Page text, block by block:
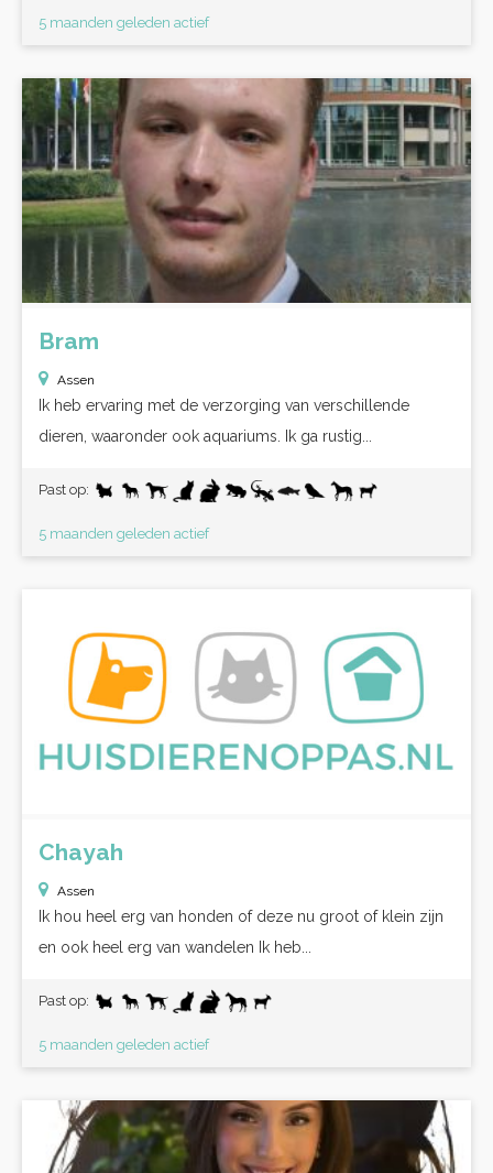
5 maanden geleden actief
Bram
Assen
Ik heb ervaring met de verzorging van verschillende
dieren, waaronder ook aquariums. Ik ga rustig...
Past op:
5 maanden geleden actief
Chayah
Assen
Ik hou heel erg van honden of deze nu groot of klein zijn
en ook heel erg van wandelen Ik heb...
Past op:
5 maanden geleden actief